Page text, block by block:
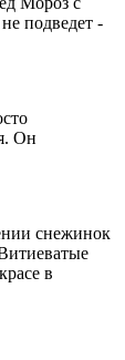
подведет -
Он
снежинок
в